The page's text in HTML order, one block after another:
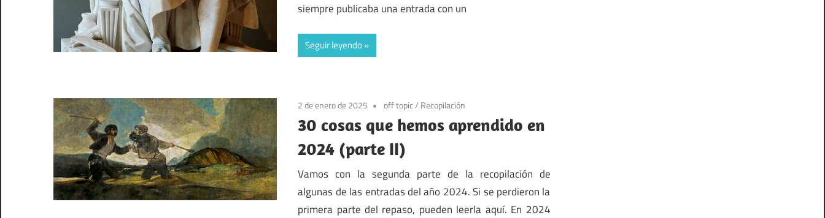
siempre publicaba una entrada con un
Seguir leyendo
2 de enero de 2025 off topic/ Recopilación
30 cosas que hemos aprendido en
2024 (parte II)
Vamos con la segunda parte de la recopilación de
algunas de las entradas del año 2024. Si se perdieron la
primera parte del repaso, pueden leerla aquí. En 2024